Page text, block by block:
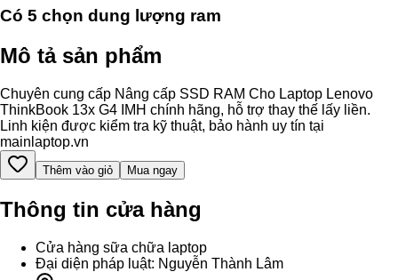
Có 5 chọn dung lượng ram
Mô tả sản phẩm
Chuyên cung cấp Nâng cấp SSD RAM Cho Laptop Lenovo
ThinkBook 13x G4 IMH chính hãng, hỗ trợ thay thế lấy liền.
Linh kiện được kiểm tra kỹ thuật, bảo hành uy tín tại
mainlaptop.vn
Thêm vào giỏ Mua ngay
Thông tin cửa hàng
Cửa hàng sữa chữa laptop
Đại diện pháp luật: Nguyễn Thành Lâm